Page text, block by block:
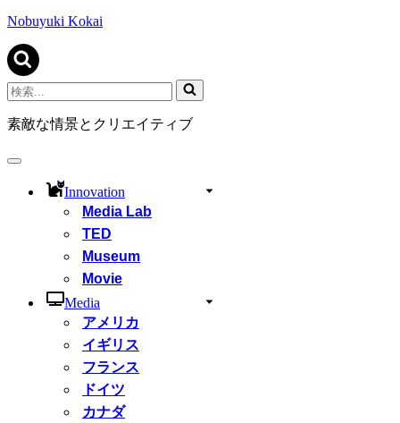
ゲ
シ
ョ
ン
メ
ニ
ュ
Nobuyuki Kokai
検
索...
素敵な情景とクリエイティブ
ナ
Innovation
Media Lab
TED
Museum
Movie
Media
アメリカ
イギリス
フランス
ドイツ
カナダ